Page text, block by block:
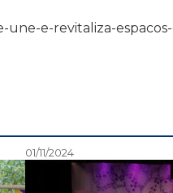
une-e-revitaliza-
01/11/2024